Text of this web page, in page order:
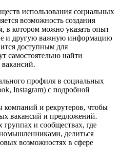
использования социальных
возможность создания
в котором можно указать опыт
и другую важную информацию
доступным для
самостоятельно найти
профиля в социальных
Instagram) с подробной
компаний и рекрутеров, чтобы
вакансий и предложений.
и сообществах, где
делиться
возможностях в сфере